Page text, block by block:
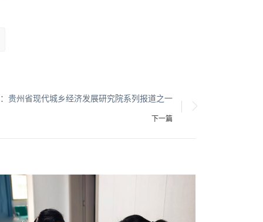
贵州省现代城乡经济发展研究院系列报道之一
下一篇